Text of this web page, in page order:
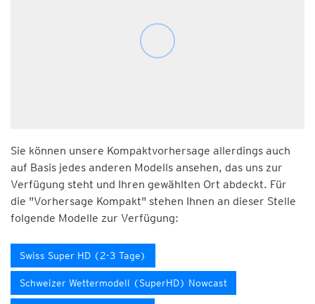
Sie können unsere Kompaktvorhersage allerdings auch
auf Basis jedes anderen Modells ansehen, das uns zur
Verfügung steht und Ihren gewählten Ort abdeckt. Für
die "Vorhersage Kompakt" stehen Ihnen an dieser Stelle
folgende Modelle zur Verfügung:
Swiss Super HD (2-3 Tage)
Schweizer Wettermodell (SuperHD) Nowcast